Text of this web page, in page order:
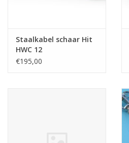
Staalkabel schaar Hit
HWC 12
€195,00